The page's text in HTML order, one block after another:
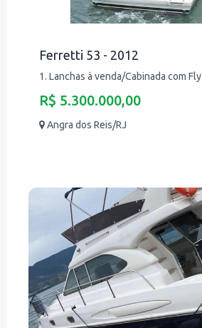
Ferretti 53 - 2012
1. Lanchas à venda/Cabinada com Fly
R$ 5.300.000,00
Angra dos Reis/RJ